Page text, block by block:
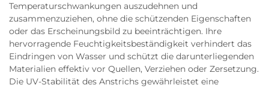
Temperaturschwankungen auszudehnen und
zusammenzuziehen, ohne die schützenden Eigenschaften
oder das Erscheinungsbild zu beeinträchtigen. Ihre
hervorragende Feuchtigkeitsbeständigkeit verhindert das
Eindringen von Wasser und schützt die darunterliegenden
Materialien effektiv vor Quellen, Verziehen oder Zersetzung.
Die UV-Stabilität des Anstrichs gewährleistet eine